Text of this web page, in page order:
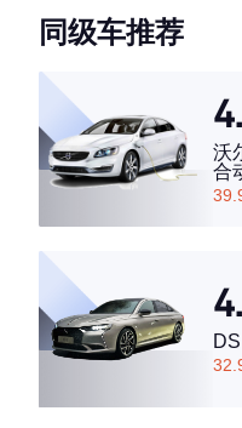
·外观表现一般，低于84%
·空间表现较为优秀，优于
同级车推荐
沃
合